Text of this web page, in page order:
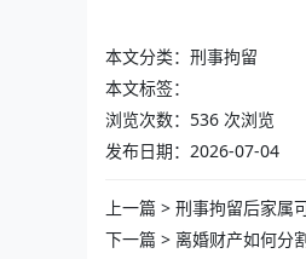
本文分类： 刑事拘留
本文标签：
浏览次数： 536 次浏览
发布日期：2026-07-04
上一篇 > 刑事拘留后家属
下一篇 > 离婚财产如何分